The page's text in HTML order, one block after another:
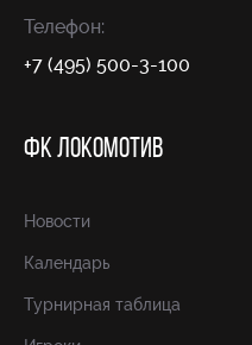
Телефон:
+7 (495) 500-3-100
ФК ЛОКОМОТИВ
Новости
Календарь
Турнирная таблица